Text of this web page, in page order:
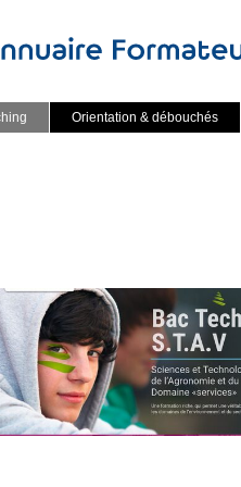
Orientation & débouchés